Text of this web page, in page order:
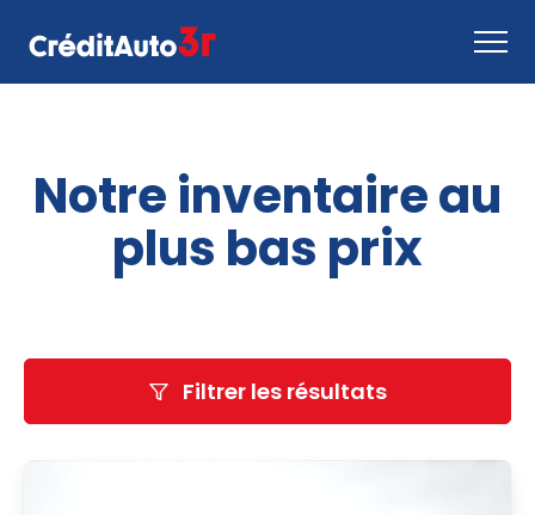
Comment ça marche
Nous joindre
Inventaire
Notre inventaire au
plus bas prix
Filtrer les résultats